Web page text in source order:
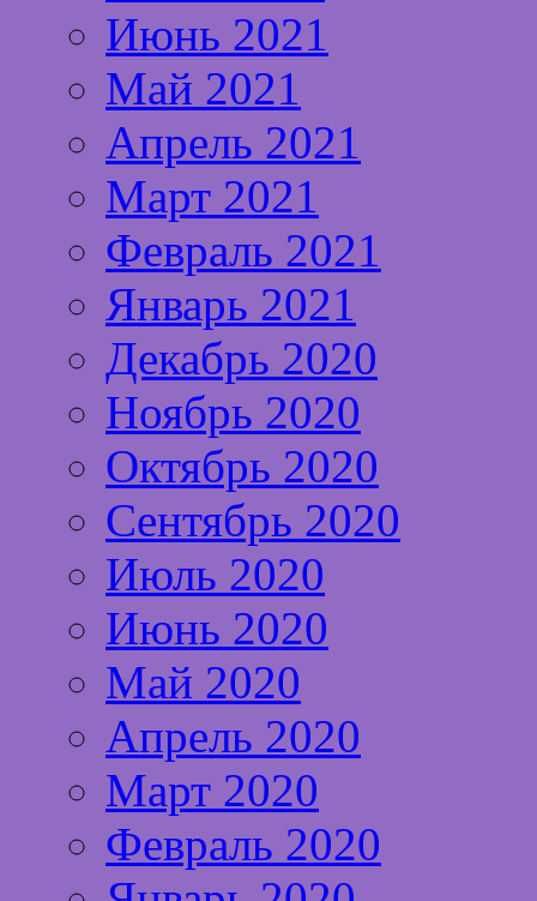
Июнь 2021
Май 2021
Апрель 2021
Март 2021
Февраль 2021
Январь 2021
Декабрь 2020
Ноябрь 2020
Октябрь 2020
Сентябрь 2020
Июль 2020
Июнь 2020
Май 2020
Апрель 2020
Март 2020
Февраль 2020